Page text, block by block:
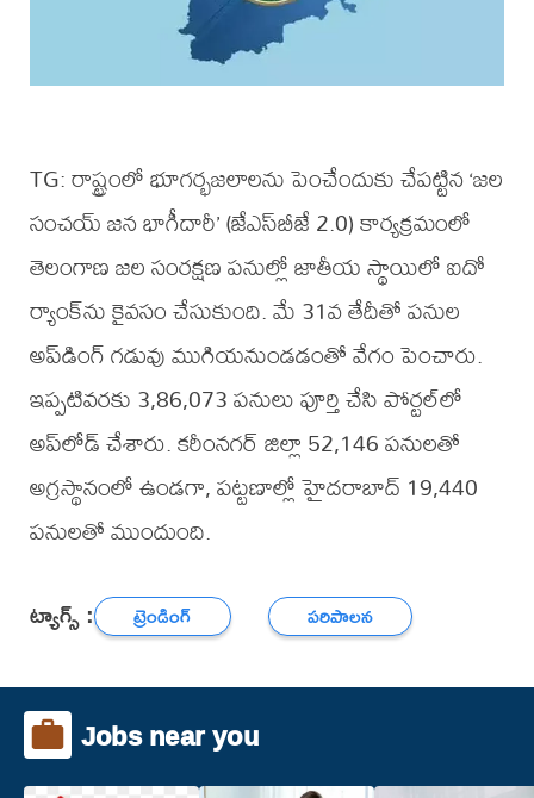
TG: రాష్ట్రంలో భూగర్భజలాలను పెంచేందుకు చేపట్టిన ‘జల
సంచయ్‌‌‌‌ జన భాగీదారీ’ (జేఎస్‌‌‌‌బీజే 2.0) కార్యక్రమంలో
తెలంగాణ జల సంరక్షణ పనుల్లో జాతీయ స్థాయిలో ఐదో
ర్యాంక్‌‌‌‌ను కైవసం చేసుకుంది. మే 31వ తేదీతో పనుల
అప్‌‌‌‌డింగ్‌‌‌‌ గడువు ముగియనుండడంతో వేగం పెంచారు.
ఇప్పటివరకు 3,86,073 పనులు పూర్తి చేసి పోర్టల్‌‌‌‌లో
అప్‌‌‌‌లోడ్‌‌‌‌ చేశారు. కరీంనగర్‌‌‌‌ జిల్లా 52,146 పనులతో
అగ్రస్థానంలో ఉండగా, పట్టణాల్లో హైదరాబాద్‌‌‌‌ 19,440
పనులతో ముందుంది.
ట్యాగ్స్ : ట్రెండింగ్ పరిపాలన
Jobs near you